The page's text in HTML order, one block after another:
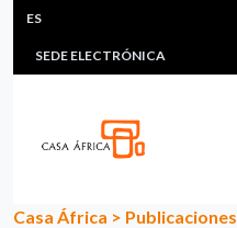
Pasar al contenido principal
HEADER MENU
MULTIMEDIA
SEDE ELECTRÓNICA
ES
Casa África > Publicaciones